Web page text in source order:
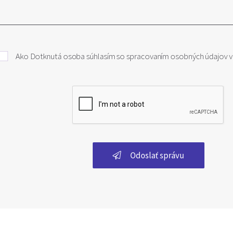
Ako Dotknutá osoba súhlasím so spracovaním osobných údajov v
Odoslať správu